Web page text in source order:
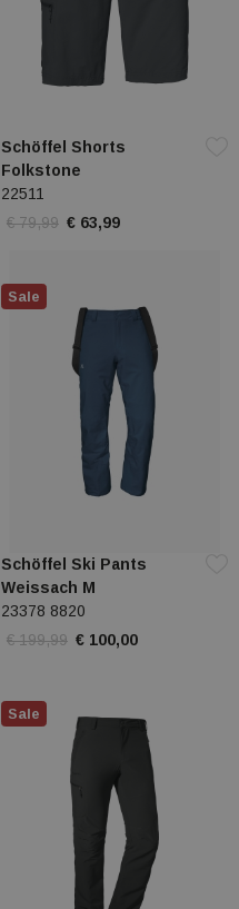
Schöffel Shorts
Folkstone
22511
€ 79,99 € 63,99
Schöffel Ski Pants
Weissach M
23378 8820
€ 199,99 € 100,00
Sale
Sale